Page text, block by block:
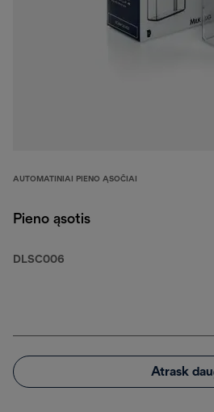
AUTOMATINIAI PIENO ĄSOČIAI
Pieno ąsotis
DLSC006
Atrask